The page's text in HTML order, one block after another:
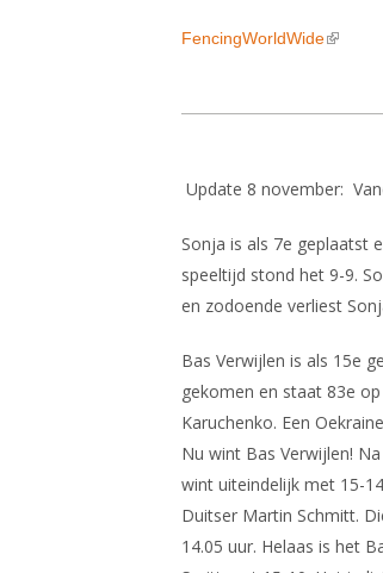
FencingWorldWide(link is
Update 8 november:
Sonja is als 7e geplaatst
speeltijd stond het 9-9.
en zodoende verliest
Bas Verwijlen is als 15e
gekomen en staat 83e
Karuchenko. Een
Nu wint Bas Verwijlen!
wint uiteindelijk met 15-
Duitser Martin Schmitt.
14.05 uur. Helaas is het